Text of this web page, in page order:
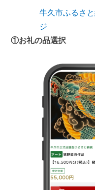
牛久市ふるさ
ジ
①お礼の品選択